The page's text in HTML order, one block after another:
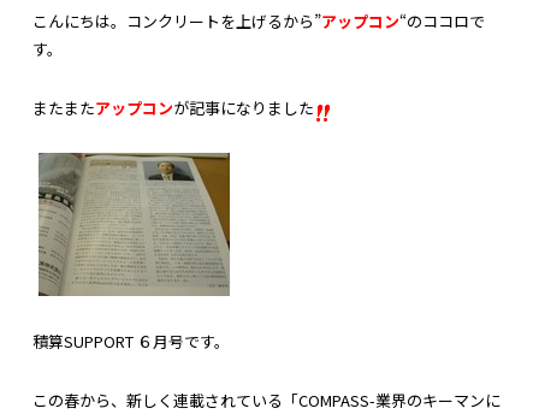
こんにちは。コンクリートを上げるから”アップコン“のココロで
す。
またまたアップコンが記事になりました
積算SUPPORT ６月号です。
この春から、新しく連載されている「COMPASS-業界のキーマンに